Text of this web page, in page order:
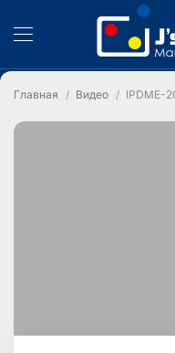
Главная Видео IPDME-